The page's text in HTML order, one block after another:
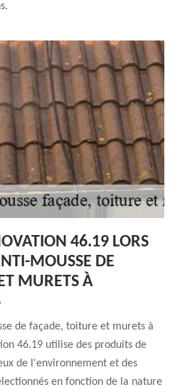
46.19 LORS
MOUSSE DE
MURETS À
de façade, toiture et murets à
46.19 utilise des produits de
de l'environnement et des
en fonction de la nature